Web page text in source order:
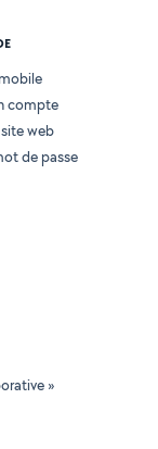
compte
web
de passe
»